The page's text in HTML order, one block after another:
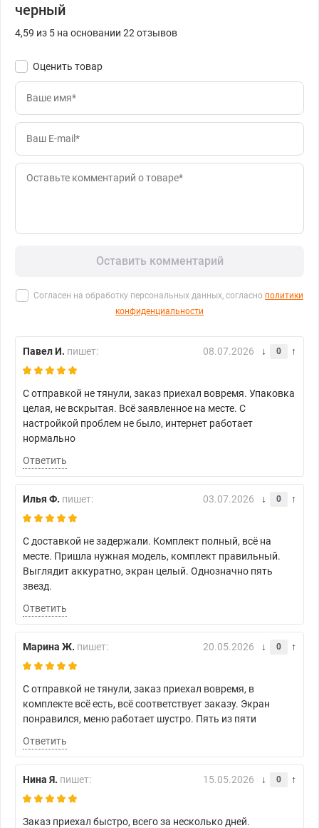
черный
4,59 из 5 на основании 22 отзывов
Оценить товар
Оставить комментарий
Согласен на обработку персональных данных, согласно политики
конфиденциальности
Павел И. пишет: 08.07.2026 0
С отправкой не тянули, заказ приехал вовремя. Упаковка
целая, не вскрытая. Всё заявленное на месте. С
настройкой проблем не было, интернет работает
нормально
Ответить
Илья Ф. пишет: 03.07.2026 0
С доставкой не задержали. Комплект полный, всё на
месте. Пришла нужная модель, комплект правильный.
Выглядит аккуратно, экран целый. Однозначно пять
звезд.
Ответить
Марина Ж. пишет: 20.05.2026 0
С отправкой не тянули, заказ приехал вовремя, в
комплекте всё есть, всё соответствует заказу. Экран
понравился, меню работает шустро. Пять из пяти
Ответить
Нина Я. пишет: 15.05.2026 0
Заказ приехал быстро, всего за несколько дней.